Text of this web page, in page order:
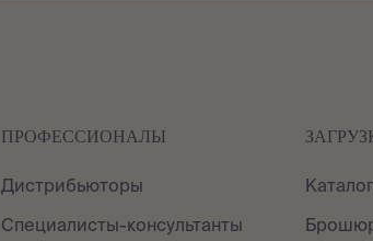
ПРОФЕССИОНАЛЫ
Дистрибьюторы
Специалисты-консультанты